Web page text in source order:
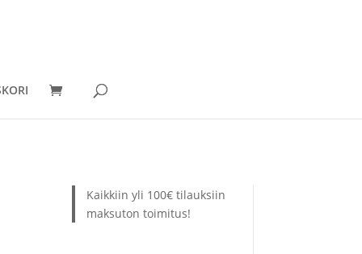
Kaikkiin yli 100€ tilauksiin
maksuton toimitus!